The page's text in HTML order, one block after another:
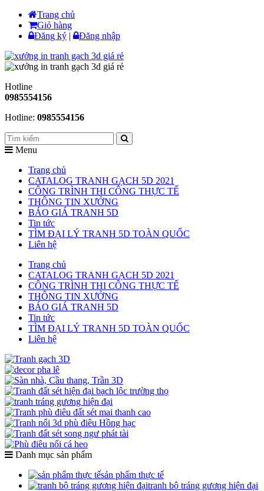
Trang chủ
Giỏ hàng
Đăng ký | Đăng nhập
Hotline
0985554156
Hotline: 0985554156
Menu
Trang chủ
CATALOG TRANH GẠCH 5D 2021
CÔNG TRÌNH THI CÔNG THỰC TẾ
THÔNG TIN XƯỞNG
BÁO GIÁ TRANH 5D
Tin tức
TÌM ĐẠI LÝ TRANH 5D TOÀN QUỐC
Liên hệ
Trang chủ
CATALOG TRANH GẠCH 5D 2021
CÔNG TRÌNH THI CÔNG THỰC TẾ
THÔNG TIN XƯỞNG
BÁO GIÁ TRANH 5D
Tin tức
TÌM ĐẠI LÝ TRANH 5D TOÀN QUỐC
Liên hệ
Danh mục sản phẩm
sản phẩm thực tế
tranh bộ tráng gương hiện đại